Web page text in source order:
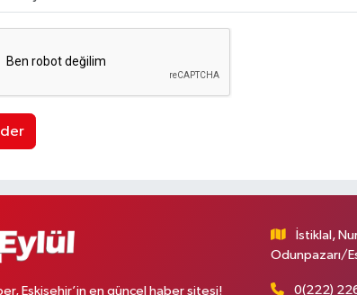
Eskişehir’in en güncel haber sitesi!
İstiklal,
Odunpazarı/
0(222)